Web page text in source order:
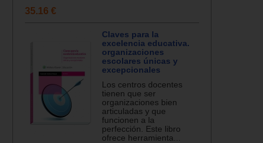
35.16 €
Claves para la
excelencia educativa.
organizaciones
escolares únicas y
excepcionales
Los centros docentes
tienen que ser
organizaciones bien
articuladas y que
funcionen a la
perfección. Este libro
ofrece herramienta...